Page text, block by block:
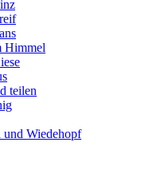
Himmel
teilen
und Wiedehopf